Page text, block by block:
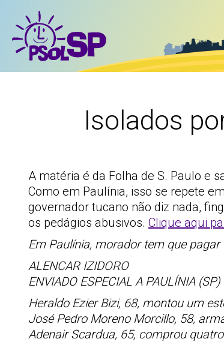
Isolados
A matéria é da Folha de S. Paulo e
Como em Paulínia, isso se repete
governador tucano não diz nada,
os pedágios abusivos. Clique aqui
Em Paulínia, morador tem que
ALENCAR IZIDORO
ENVIADO ESPECIAL A PAULÍNIA (SP)
Heraldo Ezier Bizi, 68, montou um
José Pedro Moreno Morcillo, 58,
Adenair Scardua, 65, comprou